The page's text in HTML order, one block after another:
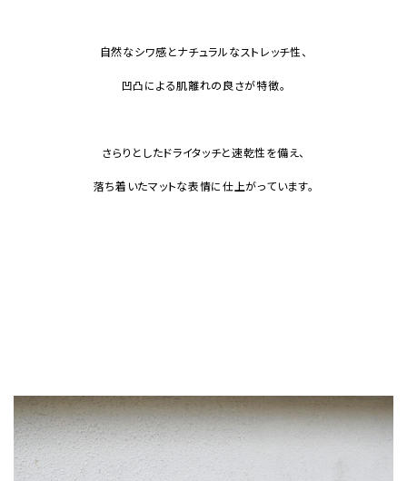
自然なシワ感とナチュラルなストレッチ性、
凹凸による肌離れの良さが特徴。
さらりとしたドライタッチと速乾性を備え、
落ち着いたマットな表情に仕上がっています。